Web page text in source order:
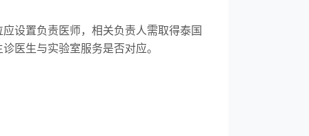
设置负责医师，相关负责人需取得泰国
医生与实验室服务是否对应。